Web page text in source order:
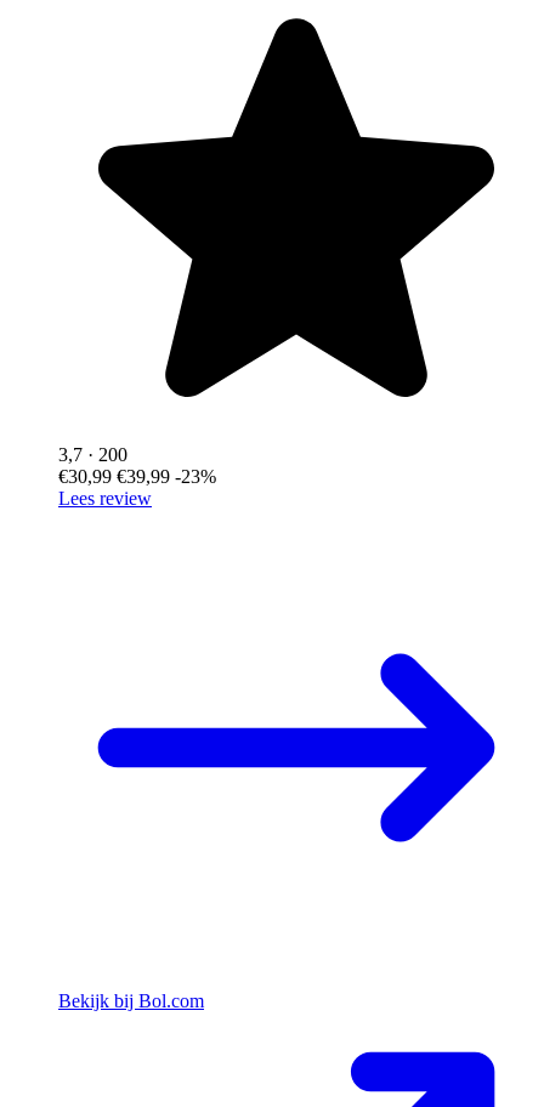
3,7 · 200
€30,99 €39,99 -23%
Lees review
Bekijk bij Bol.com